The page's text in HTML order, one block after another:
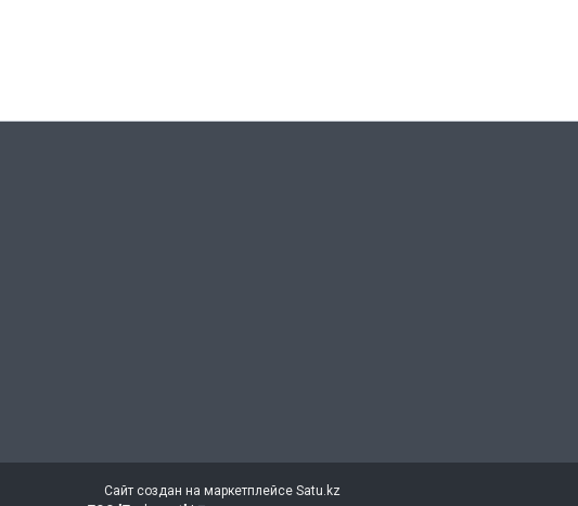
Сайт создан на маркетплейсе Satu.kz